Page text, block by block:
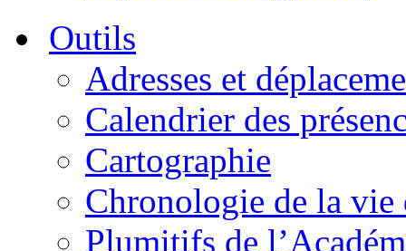
Outils
Adresses et
Calendrier des
Cartographie
Chronologie de la vie
Plumitifs de